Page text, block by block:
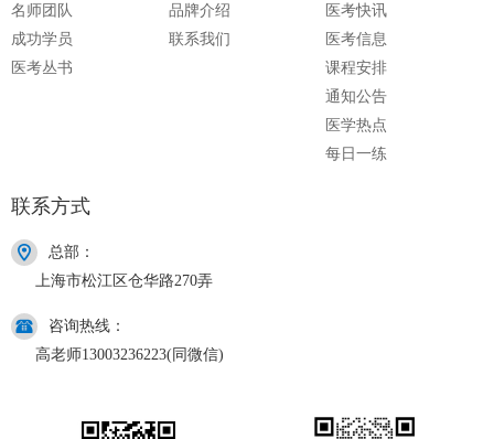
名师团队
成功学员
医考丛书
品牌介绍
联系我们
医考快讯
医考信息
课程安排
通知公告
医学热点
每日一练
联系方式
总部：
上海市松江区仓华路270弄
咨询热线：
高老师13003236223(同微信)